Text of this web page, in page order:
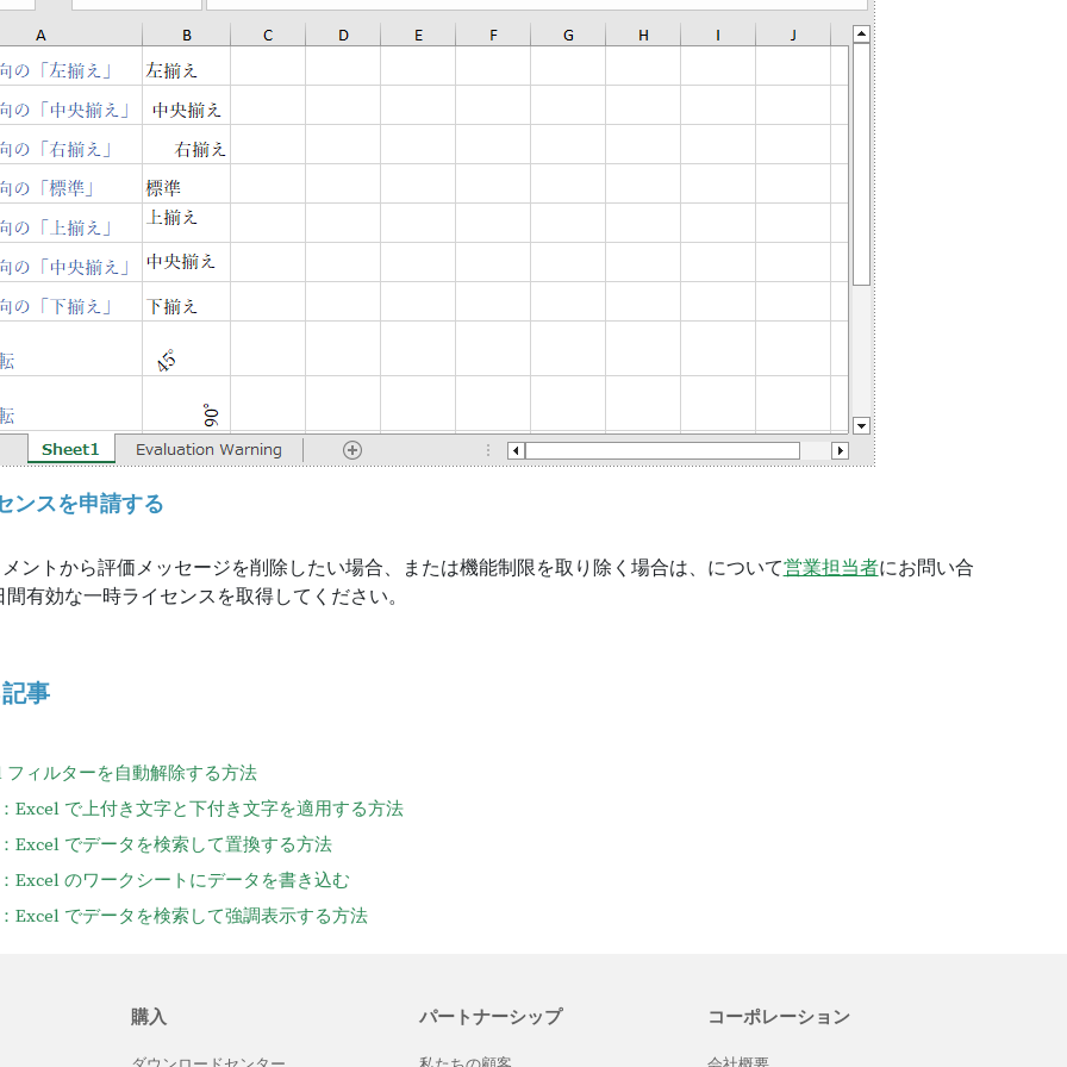
ンスを申請する
ントから評価メッセージを削除したい場合、または機能制限を取り除く場合は、について営業担当者にお問い合
間有効な一時ライセンスを取得してください。
事
フィルターを自動解除する方法
Excel で上付き文字と下付き文字を適用する方法
Excel でデータを検索して置換する方法
Excel のワークシートにデータを書き込む
Excel でデータを検索して強調表示する方法
購入 パートナーシップ コーポレーション